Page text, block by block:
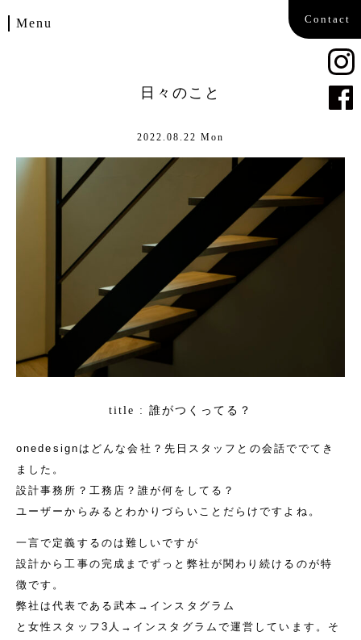
Menu Contact
日々のこと
2022.08.22 Mon
title : 誰がつくってる？
onedesignはどんな会社？先日スタッフとの会話ででてき
ました。
設計事務所？工務店？誰が何をしてる？
ユーザーからみるとわかりづらいことだらけですよね。
一言で定義するのは難しいですが
設計から工事の完成までずっと弊社が関わり続けるのが特
徴です。
弊社は代表である武本→ インスタグラム
と女性スタッフ3人→ インスタグラム で運営しています。そ